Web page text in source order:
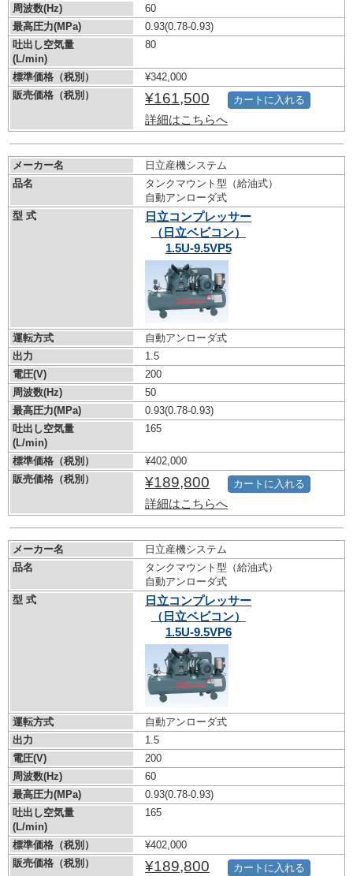
周波数(Hz)
60
最高圧力(MPa)
0.93(0.78-0.93)
吐出し空気量
(L/min)
80
標準価格（税別）
¥342,000
販売価格（税別）
¥161,500
詳細はこちらへ
カートに入れる
メーカー名
日立産機システム
品名
タンクマウント型（給油式）
自動アンローダ式
型 式
日立コンプレッサー
（日立ベビコン）
1.5U-9.5VP5
運転方式
自動アンローダ式
出力
1.5
電圧(V)
200
周波数(Hz)
50
最高圧力(MPa)
0.93(0.78-0.93)
吐出し空気量
(L/min)
165
標準価格（税別）
¥402,000
販売価格（税別）
¥189,800
詳細はこちらへ
カートに入れる
メーカー名
日立産機システム
品名
タンクマウント型（給油式）
自動アンローダ式
型 式
日立コンプレッサー
（日立ベビコン）
1.5U-9.5VP6
運転方式
自動アンローダ式
出力
1.5
電圧(V)
200
周波数(Hz)
60
最高圧力(MPa)
0.93(0.78-0.93)
吐出し空気量
(L/min)
165
標準価格（税別）
¥402,000
販売価格（税別）
¥189,800 カートに入れる